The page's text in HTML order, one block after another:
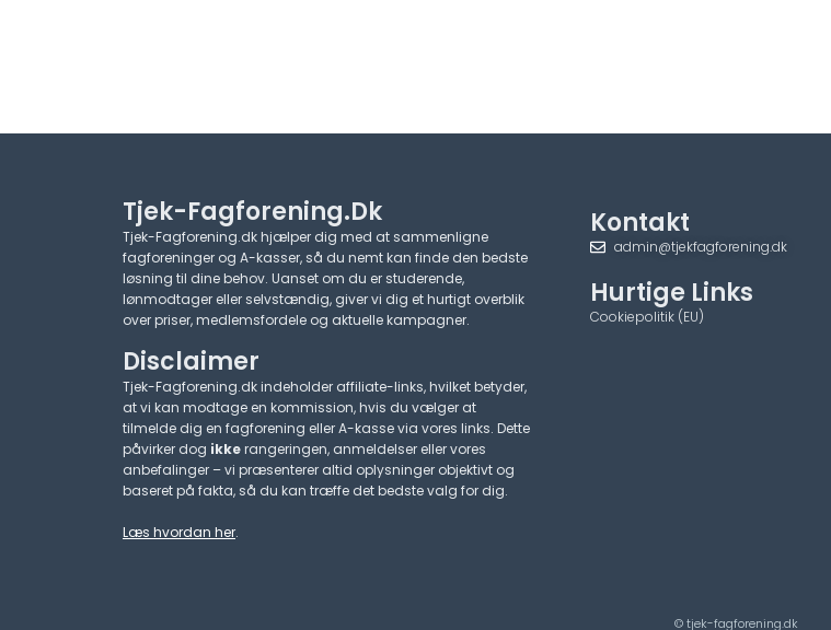
Tjek-Fagforening.dk
Tjek-Fagforening.dk hjælper dig med at sammenligne
fagforeninger og A-kasser, så du nemt kan finde den bedste
løsning til dine behov. Uanset om du er studerende,
lønmodtager eller selvstændig, giver vi dig et hurtigt overblik
over priser, medlemsfordele og aktuelle kampagner.​
Disclaimer
Tjek-Fagforening.dk indeholder affiliate-links, hvilket betyder,
at vi kan modtage en kommission, hvis du vælger at
tilmelde dig en fagforening eller A-kasse via vores links. Dette
påvirker dog ikkerangeringen, anmeldelser eller vores
anbefalinger – vi præsenterer altid oplysninger objektivt og
baseret på fakta, så du kan træffe det bedste valg for dig.
Læs hvordan her.
Kontakt
admin@tjekfagforening.dk
Hurtige Links
Cookiepolitik (EU)
© tjek-fagforening.dk